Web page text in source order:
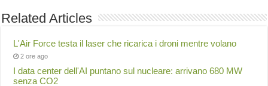
Related Articles
L'Air Force testa il laser che ricarica i droni mentre volano
2 ore ago
I data center dell'AI puntano sul nucleare: arrivano 680 MW
senza CO2